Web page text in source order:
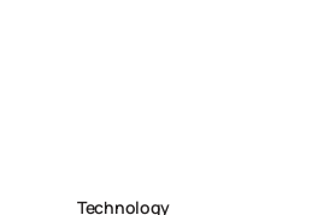
Technology